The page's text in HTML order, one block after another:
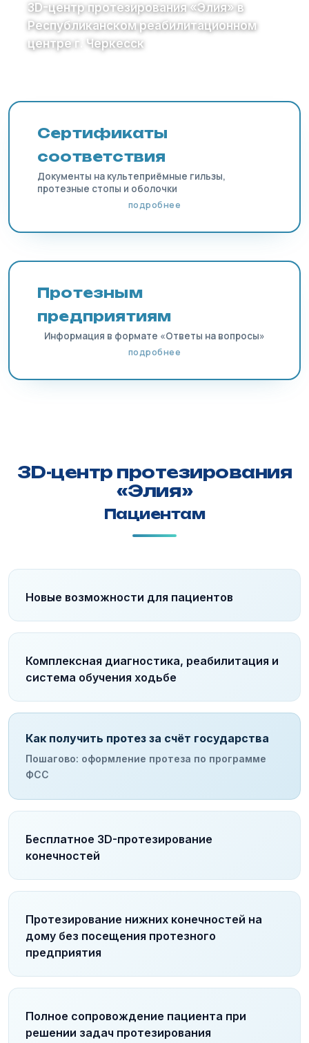
3D-центр протезирования «Элия» в
Республиканском реабилитационном
центре г. Черкесск
Сертификаты
соответствия
Документы на культеприёмные гильзы,
протезные стопы и оболочки
подробнее
Протезным
предприятиям
Информация в формате «Ответы на вопросы»
подробнее
3D-центр протезирования
«Элия»
Пациентам
Новые возможности для пациентов
Комплексная диагностика, реабилитация и
система обучения ходьбе
Как получить протез за счёт государства
Пошагово: оформление протеза по программе
ФСС
Бесплатное 3D-протезирование
конечностей
Протезирование нижних конечностей на
дому без посещения протезного
предприятия
Полное сопровождение пациента при
решении задач протезирования